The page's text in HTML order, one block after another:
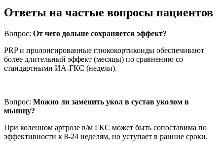
Ответы на частые вопросы пациентов
Вопрос: От чего дольше сохраняется эффект?
PRP и пролонгированные глюкокортикоиды обеспечивают
более длительный эффект (месяцы) по сравнению со
стандартными ИА-ГКС (недели).
Вопрос: Можно ли заменить укол в сустав уколом в
мышцу?
При коленном артрозе в/м ГКС может быть сопоставима по
эффективности к 8-24 неделям, но уступает в ранние сроки.